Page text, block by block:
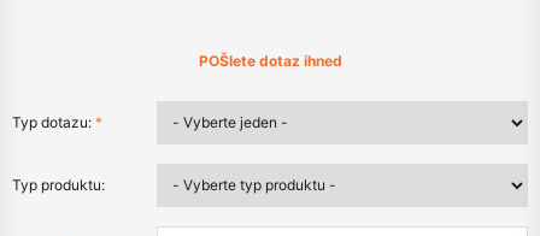
POŠlete dotaz ihned
Typ dotazu: *
Typ produktu: